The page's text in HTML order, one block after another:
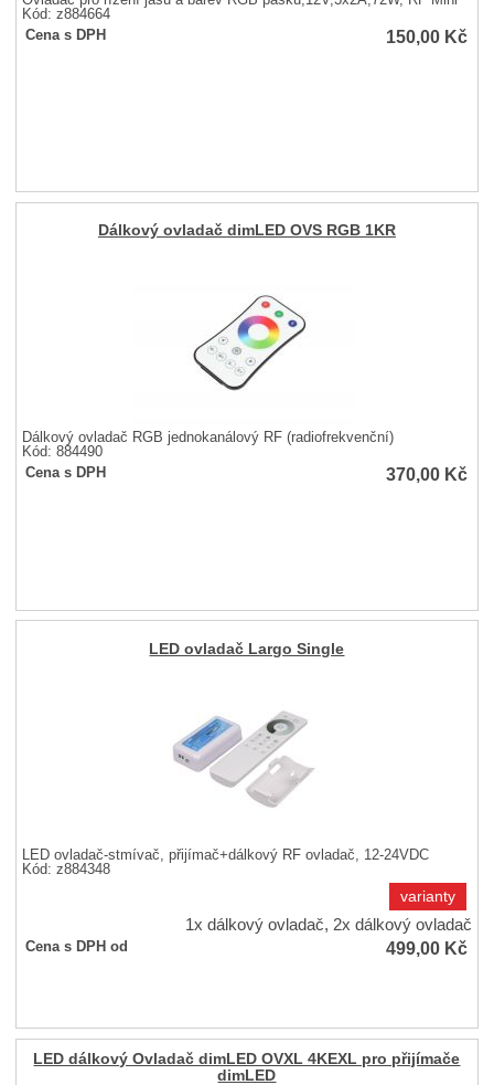
Kód: z884664
Cena s DPH
150,00 Kč
Dálkový ovladač dimLED OVS RGB 1KR
Dálkový ovladač RGB jednokanálový RF (radiofrekvenční)
Kód: 884490
Cena s DPH
370,00 Kč
LED ovladač Largo Single
LED ovladač-stmívač, přijímač+dálkový RF ovladač, 12-24VDC
Kód: z884348
varianty
1x dálkový ovladač, 2x dálkový ovladač
Cena s DPH od 499,00 Kč
LED dálkový Ovladač dimLED OVXL 4KEXL pro přijímače
dimLED